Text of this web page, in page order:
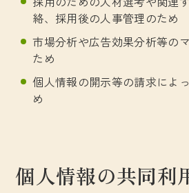
絡、採用後の人事管理のため
市場分析や広告効果分析等の
ため
個人情報の開示等の請求によ
め
個人情報の共同利